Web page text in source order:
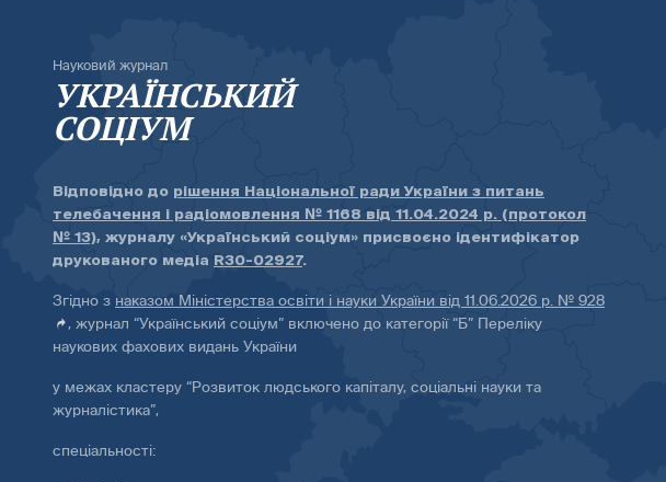
Науковий журнал
УКРАЇНСЬКИЙ
СОЦІУМ
Відповідно до рішення Національної ради України з питань
телебачення і радіомовлення № 1168 від 11.04.2024 р. (протокол
№ 13), журналу «Український соціум» присвоєно ідентифікатор
друкованого медіа R30-02927.
Згідно з наказом Міністерства освіти і науки України від 11.06.2026 р. № 928
, журнал “Український соціум” включено до категорії “Б” Переліку
наукових фахових видань України
у межах кластеру “Розвиток людського капіталу, соціальні науки та
журналістика”,
спеціальності: